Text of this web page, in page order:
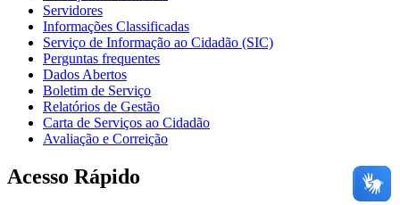
Servidores
Informações Classificadas
Serviço de Informação ao Cidadão (SIC)
Perguntas frequentes
Dados Abertos
Boletim de Serviço
Relatórios de Gestão
Carta de Serviços ao Cidadão
Avaliação e Correição
Acesso Rápido